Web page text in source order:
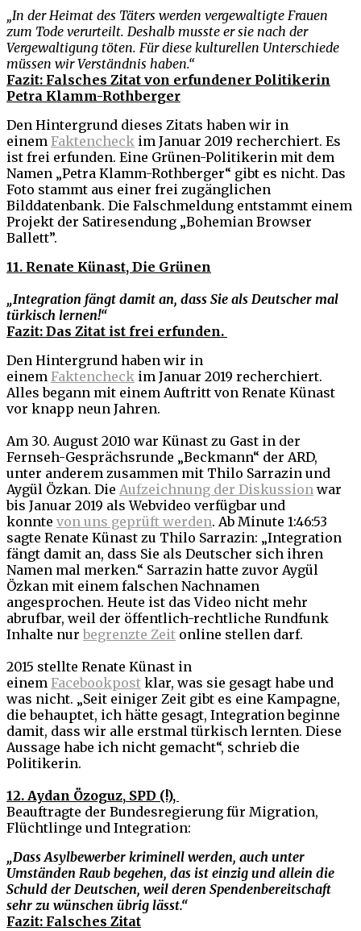
„In der Heimat des Täters werden vergewaltigte Frauen
zum Tode verurteilt. Deshalb musste er sie nach der
Vergewaltigung töten. Für diese kulturellen Unterschiede
müssen wir Verständnis haben.“
Fazit: Falsches Zitat von erfundener Politikerin
Petra Klamm-Rothberger
Den Hintergrund dieses Zitats haben wir in
einem Faktencheck im Januar 2019 recherchiert. Es
ist frei erfunden. Eine Grünen-Politikerin mit dem
Namen „Petra Klamm-Rothberger“ gibt es nicht. Das
Foto stammt aus einer frei zugänglichen
Bilddatenbank. Die Falschmeldung entstammt einem
Projekt der Satiresendung „Bohemian Browser
Ballett”.
11. Renate Künast, Die Grünen
„Integration fängt damit an, dass Sie als Deutscher mal
türkisch lernen!“
Fazit: Das Zitat ist frei erfunden.
Den Hintergrund haben wir in
einem Faktencheck im Januar 2019 recherchiert.
Alles begann mit einem Auftritt von Renate Künast
vor knapp neun Jahren.
Am 30. August 2010 war Künast zu Gast in der
Fernseh-Gesprächsrunde „Beckmann“ der ARD,
unter anderem zusammen mit Thilo Sarrazin und
Aygül Özkan. Die Aufzeichnung der Diskussion war
bis Januar 2019 als Webvideo verfügbar und
konnte von uns geprüft werden. Ab Minute 1:46:53
sagte Renate Künast zu Thilo Sarrazin: „Integration
fängt damit an, dass Sie als Deutscher sich ihren
Namen mal merken.“ Sarrazin hatte zuvor Aygül
Özkan mit einem falschen Nachnamen
angesprochen. Heute ist das Video nicht mehr
abrufbar, weil der öffentlich-rechtliche Rundfunk
Inhalte nur begrenzte Zeit online stellen darf.
2015 stellte Renate Künast in
einem Facebookpost klar, was sie gesagt habe und
was nicht. „Seit einiger Zeit gibt es eine Kampagne,
die behauptet, ich hätte gesagt, Integration beginne
damit, dass wir alle erstmal türkisch lernten. Diese
Aussage habe ich nicht gemacht“, schrieb die
Politikerin.
12. Aydan Özoguz, SPD (!),
Beauftragte der Bundesregierung für Migration,
Flüchtlinge und Integration:
„Dass Asylbewerber kriminell werden, auch unter
Umständen Raub begehen, das ist einzig und allein die
Schuld der Deutschen, weil deren Spendenbereitschaft
sehr zu wünschen übrig lässt.“
Fazit: Falsches Zitat